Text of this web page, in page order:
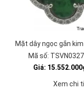
Mặt dây ngọc gắn
Mã số:
Giá:
Xem chi